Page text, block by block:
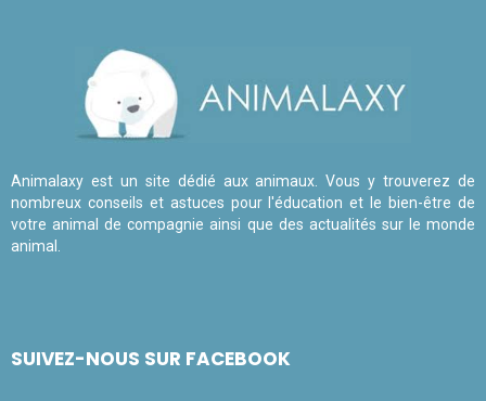
Animalaxy est un site dédié aux animaux. Vous y trouverez de
nombreux conseils et astuces pour l'éducation et le bien-être de
votre animal de compagnie ainsi que des actualités sur le monde
animal.
SUIVEZ-NOUS SUR FACEBOOK